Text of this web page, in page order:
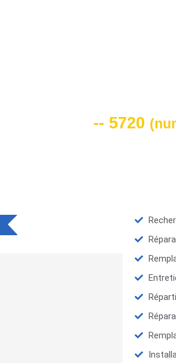
-- 5720 (